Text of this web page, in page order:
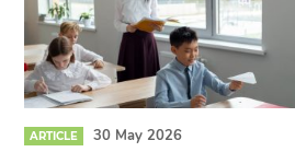
ARTICLE 30 May 2026